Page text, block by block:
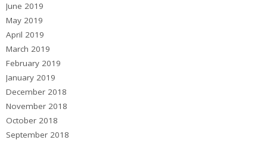
June 2019
May 2019
April 2019
March 2019
February 2019
January 2019
December 2018
November 2018
October 2018
September 2018